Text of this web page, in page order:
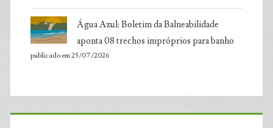
Água Azul: Boletim da Balneabilidade
aponta 08 trechos impróprios para banho
publicado em 25/07/2026